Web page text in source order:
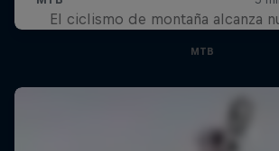
El ciclismo de montaña alcanza
MTB